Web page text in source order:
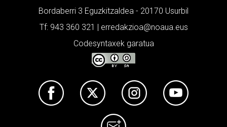
Bordaberri 3 Eguzkitzaldea - 20170 Usurbil
Tf: 943 360 321 | erredakzioa@noaua.eus
Codesyntaxek garatua